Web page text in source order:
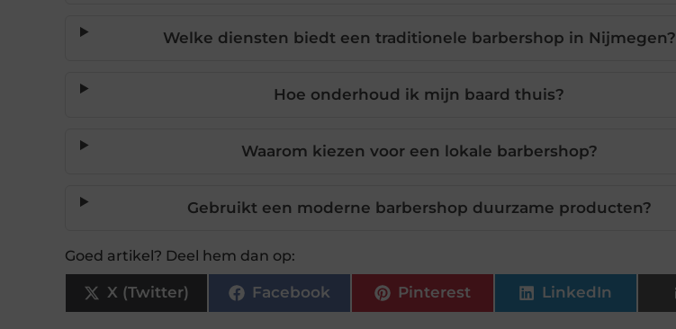
Welke diensten biedt een traditionele barbershop in Nijmegen?
Hoe onderhoud ik mijn baard thuis?
Waarom kiezen voor een lokale barbershop?
Gebruikt een moderne barbershop duurzame producten?
Goed artikel? Deel hem dan op:
X (Twitter) Facebook Pinterest LinkedIn